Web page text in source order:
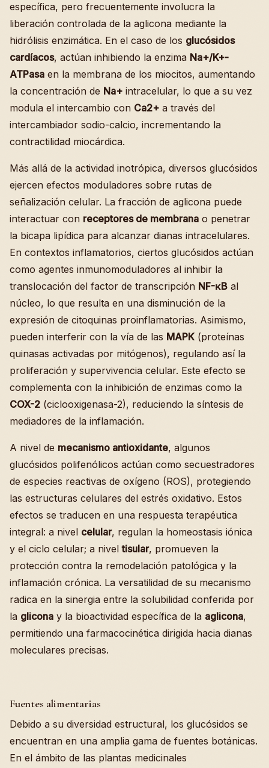
específica, pero frecuentemente involucra la
liberación controlada de la aglicona mediante la
hidrólisis enzimática. En el caso de los glucósidos
cardíacos, actúan inhibiendo la enzima Na+/K+-
ATPasa en la membrana de los miocitos, aumentando
la concentración de Na+ intracelular, lo que a su vez
modula el intercambio con Ca2+ a través del
intercambiador sodio-calcio, incrementando la
contractilidad miocárdica.
Más allá de la actividad inotrópica, diversos glucósidos
ejercen efectos moduladores sobre rutas de
señalización celular. La fracción de aglicona puede
interactuar con receptores de membrana o penetrar
la bicapa lipídica para alcanzar dianas intracelulares.
En contextos inflamatorios, ciertos glucósidos actúan
como agentes inmunomoduladores al inhibir la
translocación del factor de transcripción NF-κB al
núcleo, lo que resulta en una disminución de la
expresión de citoquinas proinflamatorias. Asimismo,
pueden interferir con la vía de las MAPK (proteínas
quinasas activadas por mitógenos), regulando así la
proliferación y supervivencia celular. Este efecto se
complementa con la inhibición de enzimas como la
COX-2 (ciclooxigenasa-2), reduciendo la síntesis de
mediadores de la inflamación.
A nivel de mecanismo antioxidante, algunos
glucósidos polifenólicos actúan como secuestradores
de especies reactivas de oxígeno (ROS), protegiendo
las estructuras celulares del estrés oxidativo. Estos
efectos se traducen en una respuesta terapéutica
integral: a nivel celular, regulan la homeostasis iónica
y el ciclo celular; a niveltisular, promueven la
protección contra la remodelación patológica y la
inflamación crónica. La versatilidad de su mecanismo
radica en la sinergia entre la solubilidad conferida por
la glicona y la bioactividad específica de la aglicona,
permitiendo una farmacocinética dirigida hacia dianas
moleculares precisas.
Fuentes alimentarias
Debido a su diversidad estructural, los glucósidos se
encuentran en una amplia gama de fuentes botánicas.
En el ámbito de las plantas medicinales